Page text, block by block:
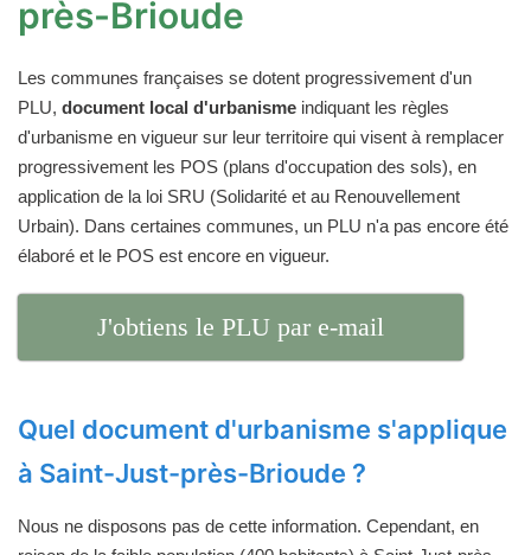
près-Brioude
Les communes françaises se dotent progressivement d'un
PLU, document local d'urbanisme indiquant les règles
d'urbanisme en vigueur sur leur territoire qui visent à remplacer
progressivement les POS (plans d'occupation des sols), en
application de la loi SRU (Solidarité et au Renouvellement
Urbain). Dans certaines communes, un PLU n'a pas encore été
élaboré et le POS est encore en vigueur.
J'obtiens le PLU par e-mail
Quel document d'urbanisme s'applique
à Saint-Just-près-Brioude ?
Nous ne disposons pas de cette information. Cependant, en